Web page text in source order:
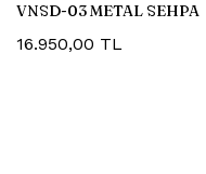
VNSD-03 METAL SEHPA
16.950,00 TL